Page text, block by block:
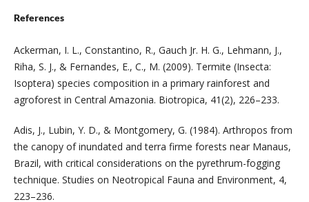
References
Ackerman, I. L., Constantino, R., Gauch Jr. H. G., Lehmann, J.,
Riha, S. J., & Fernandes, E., C., M. (2009). Termite (Insecta:
Isoptera) species composition in a primary rainforest and
agroforest in Central Amazonia. Biotropica, 41(2), 226–233.
Adis, J., Lubin, Y. D., & Montgomery, G. (1984). Arthropos from
the canopy of inundated and terra firme forests near Manaus,
Brazil, with critical considerations on the pyrethrum-fogging
technique. Studies on Neotropical Fauna and Environment, 4,
223–236.